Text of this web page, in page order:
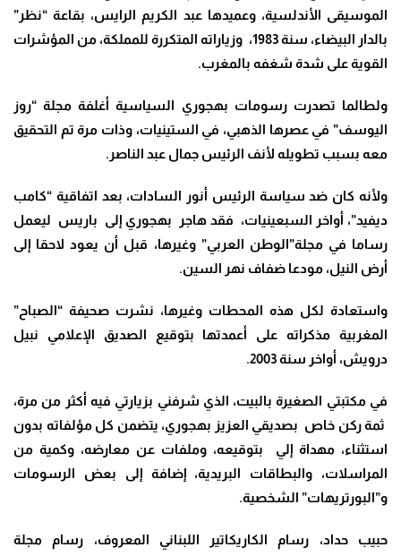
الموسيقى الأندلسية، وعميدها عبد الكريم الرايس، بقاعة “نظر”
بالدار البيضاء، سنة 1983، وزياراته المتكررة للمملكة، من المؤشرات
القوية على شدة شغفه بالمغرب.
ولطالما تصدرت رسومات بهجوري السياسية أغلفة مجلة “روز
اليوسف” في عصرها الذهبي، في الستينيات، وذات مرة تم التحقيق
معه بسبب تطويله لأنف الرئيس جمال عبد الناصر.
ولأنه كان ضد سياسة الرئيس أنور السادات، بعد اتفاقية “كامب
ديفيد”، أواخر السبعينيات، فقد هاجر بهجوري إلى باريس ليعمل
رساما في مجلة”الوطن العربي” وغيرها، قبل أن يعود لاحقا إلى
أرض النيل، مودعا ضفاف نهر السين.
واستعادة لكل هذه المحطات وغيرها، نشرت صحيفة “الصباح”
المغربية مذكراته على أعمدتها بتوقيع الصديق الإعلامي نبيل
درويش، أواخر سنة 2003.
في مكتبتي الصغيرة بالبيت، الذي شرفني بزيارتي فيه أكثر من مرة،
ثمة ركن خاص بصديقي العزيز بهجوري، يتضمن كل مؤلفاته بدون
استثناء، مهداة إلي بتوقيعه، وملفات عن معارضه، وكمية من
المراسلات، والبطاقات البريدية، إضافة إلى بعض الرسومات
و”البورتريهات” الشخصية.
حبيب حداد، رسام الكاريكاتير اللبناني المعروف، رسام مجلة